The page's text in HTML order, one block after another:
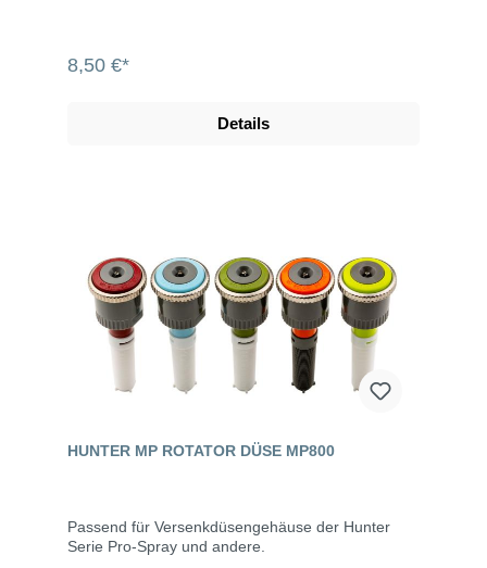
8,50 €*
Details
HUNTER MP ROTATOR DÜSE MP800
Passend für Versenkdüsengehäuse der Hunter
Serie Pro-Spray und andere.